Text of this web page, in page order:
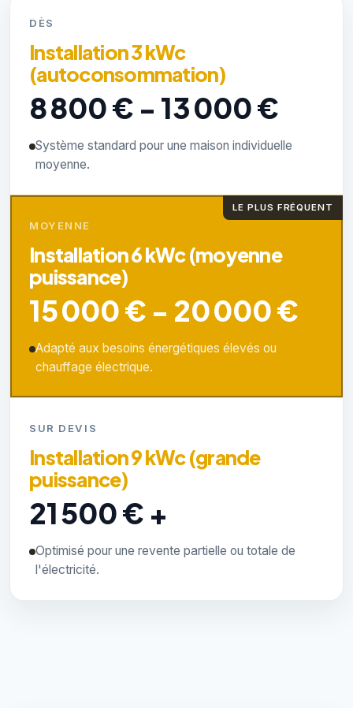
DÈS
Installation 3 kWc
(autoconsommation)
8 800 € - 13 000 €
Système standard pour une maison individuelle
moyenne.
LE PLUS FRÉQUENT
MOYENNE
Installation 6 kWc (moyenne
puissance)
15 000 € - 20 000 €
Adapté aux besoins énergétiques élevés ou
chauffage électrique.
SUR DEVIS
Installation 9 kWc (grande
puissance)
21 500 € +
Optimisé pour une revente partielle ou totale de
l'électricité.